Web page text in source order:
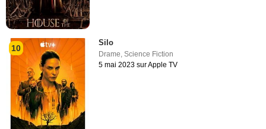
10
Silo
Drame,Science Fiction
5 mai 2023 sur Apple TV